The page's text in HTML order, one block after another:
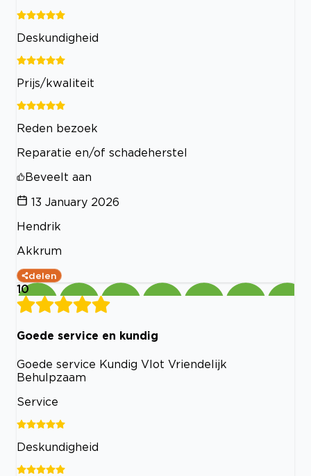
Deskundigheid
Prijs/kwaliteit
Reden bezoek
Reparatie en/of schadeherstel
Beveelt aan
13 January 2026
Hendrik
Akkrum
delen
10
Goede service en kundig
Goede service Kundig Vlot Vriendelijk
Behulpzaam
Service
Deskundigheid